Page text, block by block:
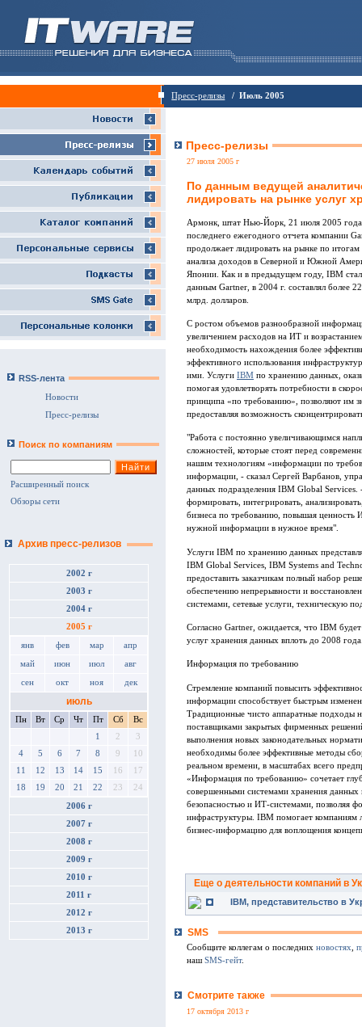
Пресс-релизы / Июль 2005
RSS-лента
Новости
Пресс-релизы
Поиск по компаниям
Расширенный поиск
Обзоры сети
Архив пресс-релизов
2002 г
2003 г
2004 г
2005 г
янв фев мар апр
май июн июл авг
сен окт ноя дек
июль
Пн Вт Ср Чт Пт Сб
Вс
1
2
3
4
5 6 7 8 9
10
11
12 13 14 15 16
17
18
19 20 21 22 23 24
2006 г
2007 г
2008 г
2009 г
2010 г
2011 г
2012 г
2013 г
Пресс-релизы
27 июля 2005 г
По данным ведущей
лидировать на рынке услуг
Армонк, штат Нью-Йорк, 21 июля 2005
последнего ежегодного отчета компании
продолжает лидировать на рынке по
анализа доходов в Северной и Южной
Японии. Как и в предыдущем году, IBM
данным Gartner, в 2004 г. составлял более
млрд. долларов.
С ростом объемов разнообразной
увеличением расходов на ИТ и
необходимость нахождения более
эффективного использования
ими. Услуги IBM по хранению данных,
помогая удовлетворять потребности в
принципа «по требованию», позволяют им
предоставляя возможность
"Работа с постоянно увеличивающимся
сложностей, которые стоят перед
нашим технологиям «информации по
информации, - сказал Сергей Варбанов,
данных подразделения IBM Global
формировать, интегрировать,
бизнеса по требованию, повышая ценность
нужной информации в нужное время".
Услуги IBM по хранению данных
IBM Global Services, IBM Systems and
предоставить заказчикам полный набор
обеспечению непрерывности и
системами, сетевые услуги, техническую
Согласно Gartner, ожидается, что IBM
услуг хранения данных вплоть до 2008
Информация по требованию
Стремление компаний повысить
информации способствует быстрым
Традиционные чисто аппаратные подходы
поставщиками закрытых фирменных
выполнения новых законодательных
необходимы более эффективные методы
реальном времени, в масштабах всего
«Информация по требованию» сочетает
совершенными системами хранения
безопасностью и ИТ-системами, позволяя
инфраструктуры. IBM помогает компаниям
бизнес-информацию для воплощения
Еще о деятельности компаний в
IBM, представительство в
SMS
Сообщите коллегам о последних новостях,
нашSMS-гейт.
Смотрите также
17 октября 2013 г